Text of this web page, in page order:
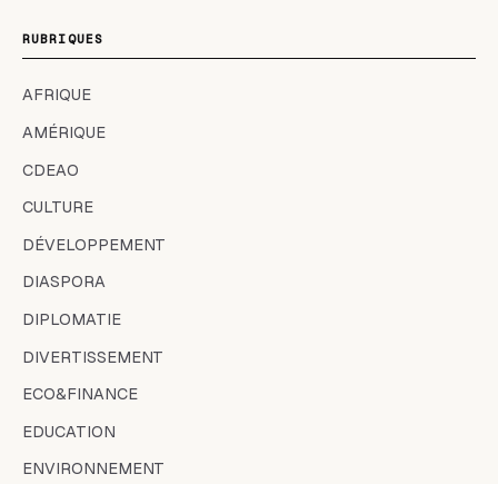
RUBRIQUES
AFRIQUE
AMÉRIQUE
CDEAO
CULTURE
DÉVELOPPEMENT
DIASPORA
DIPLOMATIE
DIVERTISSEMENT
ECO&FINANCE
EDUCATION
ENVIRONNEMENT